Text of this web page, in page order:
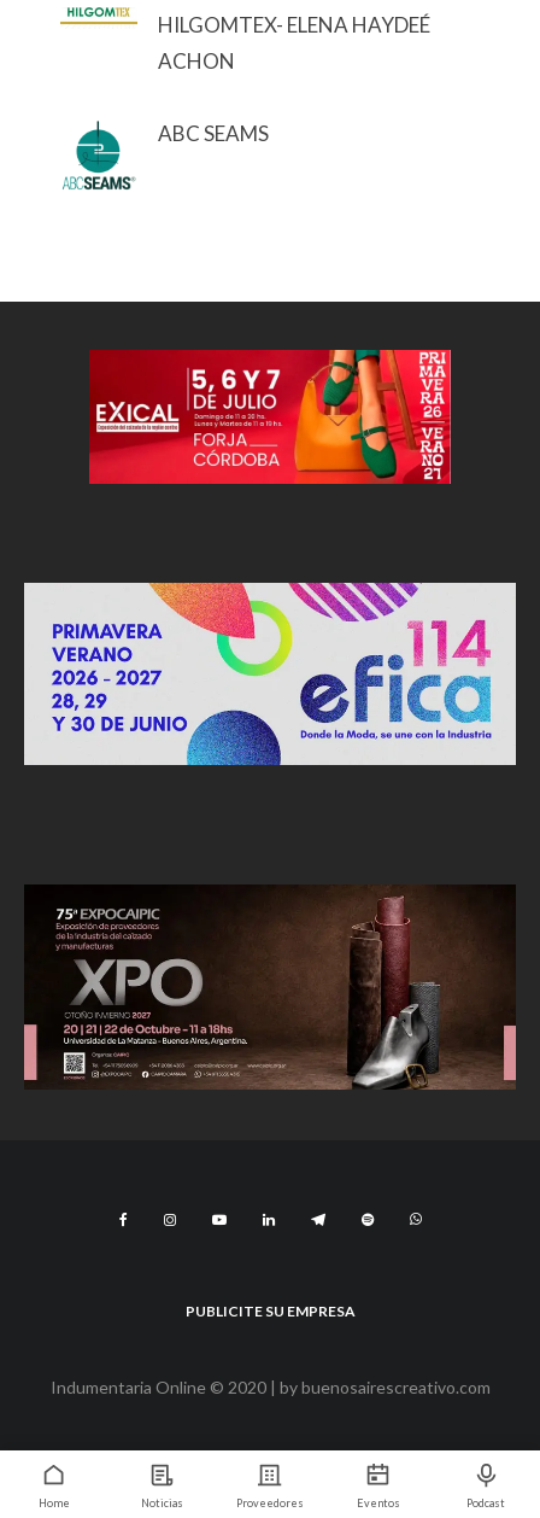
HILGOMTEX- ELENA HAYDEÉ
ACHON
ABC SEAMS
PUBLICITE SU EMPRESA
Indumentaria Online © 2020 | bybuenosairescreativo.com
Home Noticias Proveedores Eventos Podcast